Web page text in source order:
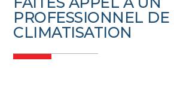
PROFESSIONNEL DE
CLIMATISATION